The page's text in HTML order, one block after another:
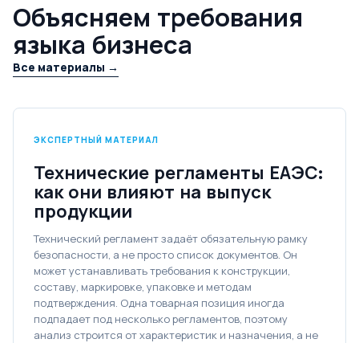
Объясняем требования
языка бизнеса
Все материалы →
ЭКСПЕРТНЫЙ МАТЕРИАЛ
Технические регламенты ЕАЭС:
как они влияют на выпуск
продукции
Технический регламент задаёт обязательную рамку
безопасности, а не просто список документов. Он
может устанавливать требования к конструкции,
составу, маркировке, упаковке и методам
подтверждения. Одна товарная позиция иногда
подпадает под несколько регламентов, поэтому
анализ строится от характеристик и назначения, а не